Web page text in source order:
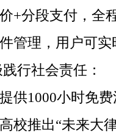
+分段支付，全
管理，用户可
行社会责任：
供1000小时免
校推出“未来大